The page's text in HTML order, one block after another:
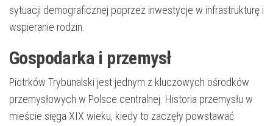
sytuacji demograficznej poprzez inwestycje w infrastrukturę i
wspieranie rodzin.
Gospodarka i przemysł
Piotrków Trybunalski jest jednym z kluczowych ośrodków
przemysłowych w Polsce centralnej. Historia przemysłu w
mieście sięga XIX wieku, kiedy to zaczęły powstawać